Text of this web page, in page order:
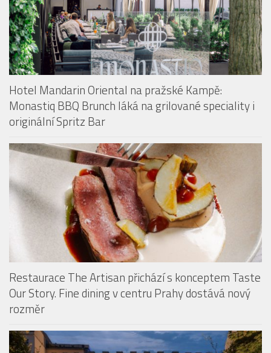
Hotel Mandarin Oriental na pražské Kampě:
Monastiq BBQ Brunch láká na grilované speciality i
originální Spritz Bar
Restaurace The Artisan přichází s konceptem Taste
Our Story. Fine dining v centru Prahy dostává nový
rozměr